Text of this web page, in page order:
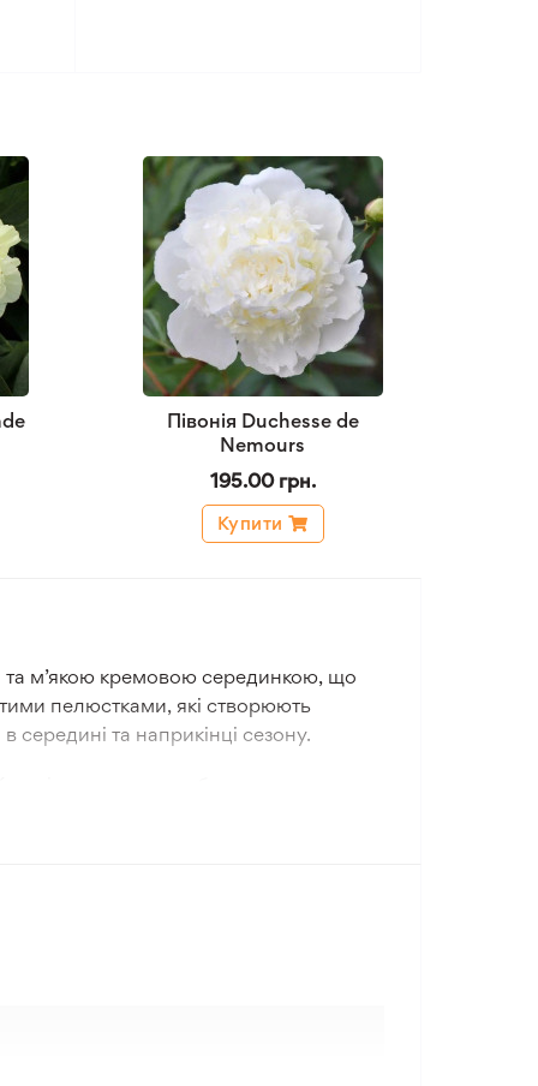
Півонія Duchesse de
Nemours
195.00 грн.
Купити
та м’якою кремовою серединкою, що
пелюстками, які створюють
середині та наприкінці сезону.